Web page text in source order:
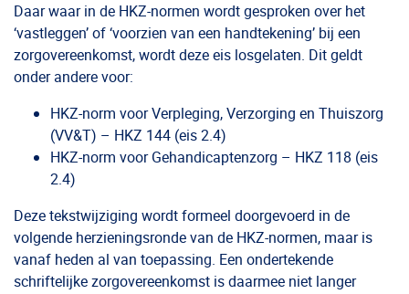
Daar waar in de HKZ-normen wordt gesproken over het
‘vastleggen’ of ‘voorzien van een handtekening’ bij een
zorgovereenkomst, wordt deze eis losgelaten. Dit geldt
onder andere voor:
HKZ-norm voor Verpleging, Verzorging en Thuiszorg
(VV&T) – HKZ 144 (eis 2.4)
HKZ-norm voor Gehandicaptenzorg – HKZ 118 (eis
2.4)
Deze tekstwijziging wordt formeel doorgevoerd in de
volgende herzieningsronde van de HKZ-normen, maar is
vanaf heden al van toepassing. Een ondertekende
schriftelijke zorgovereenkomst is daarmee niet langer